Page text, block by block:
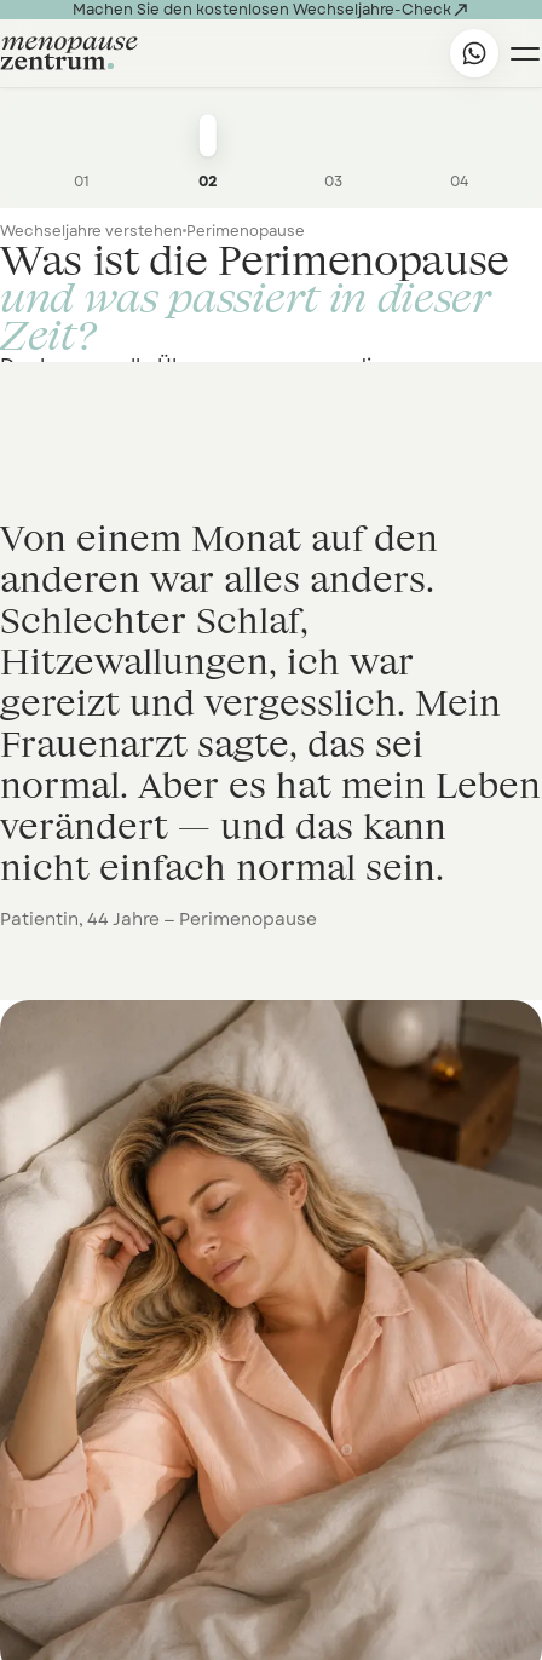
Machen Sie den kostenlosen Wechseljahre-Check
01 02 03 04
Wechseljahre verstehen Perimenopause
Was ist die Perimenopause
und was passiert in dieser
Zeit?
Der hormonelle Übergang — warum die
Von einem Monat auf den
anderen war alles anders.
Schlechter Schlaf,
Hitzewallungen, ich war
gereizt und vergesslich. Mein
Frauenarzt sagte, das sei
normal. Aber es hat mein Leben
verändert — und das kann
nicht einfach normal sein.
Patientin, 44 Jahre — Perimenopause